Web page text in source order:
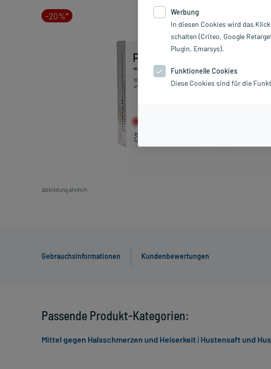
-20%*
Abbildung ähnlich
Gebrauchsinformationen Kundenbewertungen
Passende Produkt-Kategorien:
Mittel gegen Halsschmerzen und Heiserkeit| Hustensaft und
Werbung
In diesen Cookies wird das
schalten (Criteo, Google
Plugin, Emarsys).
Funktionelle Cookies
Diese Cookies sind für die